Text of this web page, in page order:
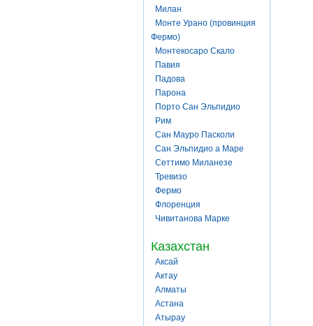
Милан
Монте Урано (провинция
Фермо)
Монтекосаро Скало
Павия
Падова
Парона
Порто Сан Эльпидио
Рим
Сан Мауро Пасколи
Сан Эльпидио а Маре
Сеттимо Миланезе
Тревизо
Фермо
Флоренция
Чивитанова Марке
Казахстан
Аксай
Актау
Алматы
Астана
Атырау